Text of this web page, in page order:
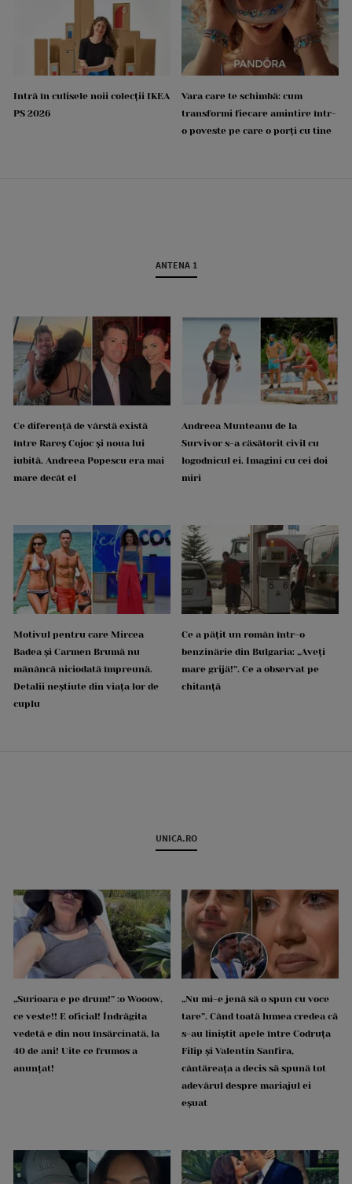
Intră în culisele noii colecții IKEA
PS 2026
Vara care te schimbă: cum
transformi fiecare amintire într-
o poveste pe care o porți cu tine
ANTENA 1
Ce diferență de vârstă există
între Rareș Cojoc și noua lui
iubită. Andreea Popescu era mai
mare decât el
Andreea Munteanu de la
Survivor s-a căsătorit civil cu
logodnicul ei. Imagini cu cei doi
miri
Motivul pentru care Mircea
Badea și Carmen Brumă nu
mănâncă niciodată împreună.
Detalii neștiute din viața lor de
cuplu
Ce a pățit un român într-o
benzinărie din Bulgaria: „Aveți
mare grijă!”. Ce a observat pe
chitanță
UNICA.RO
„Surioara e pe drum!” :o Wooow,
ce veste!! E oficial! Îndrăgita
vedetă e din nou însărcinată, la
40 de ani! Uite ce frumos a
anunțat!
„Nu mi-e jenă să o spun cu voce
tare”. Când toată lumea credea că
s-au liniștit apele între Codruța
Filip și Valentin Sanfira,
cântăreața a decis să spună tot
adevărul despre mariajul ei
eșuat